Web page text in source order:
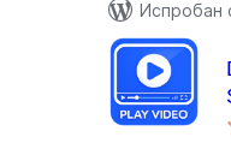
Испробан